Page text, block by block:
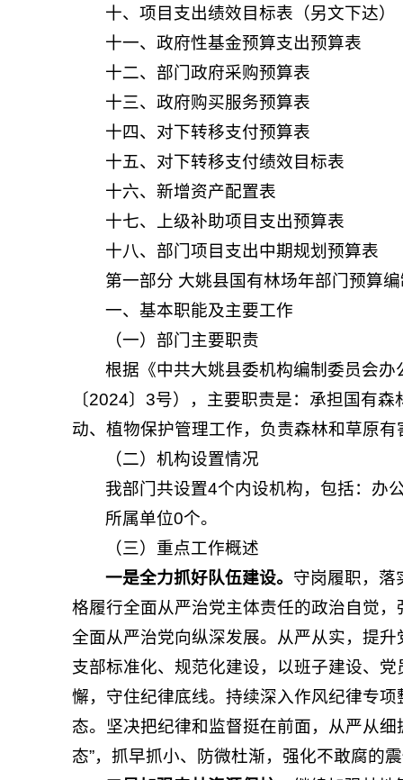
十、项目支出绩效目标表（另文下达）
十一、政府性基金预算支出预算表
十二、部门政府采购预算表
十三、政府购买服务预算表
十四、对下转移支付预算表
十五、对下转移支付绩效目标表
十六、新增资产配置表
十七、上级补助项目支出预算表
十八、部门项目支出中期规划预算表
第一部分 大姚县国有林场年部门预算
一、基本职能及主要工作
（一）部门主要职责
根据《中共大姚县委机构编制委员会
〔2024〕3号），主要职责是：承担国有
动、植物保护管理工作，负责森林和草原
（二）机构设置情况
我部门共设置4个内设机构，包括：办
所属单位0个。
（三）重点工作概述
一是全力抓好队伍建设。 守岗履职，落
格履行全面从严治党主体责任的政治自觉
全面从严治党向纵深发展。从严从实，提
支部标准化、规范化建设，以班子建设、
懈，守住纪律底线。持续深入作风纪律专
态。坚决把纪律和监督挺在前面，从严从
态”，抓早抓小、防微杜渐，强化不敢腐的